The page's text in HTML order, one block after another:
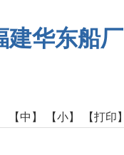
建华东船厂
【中】 【小】 【打印】